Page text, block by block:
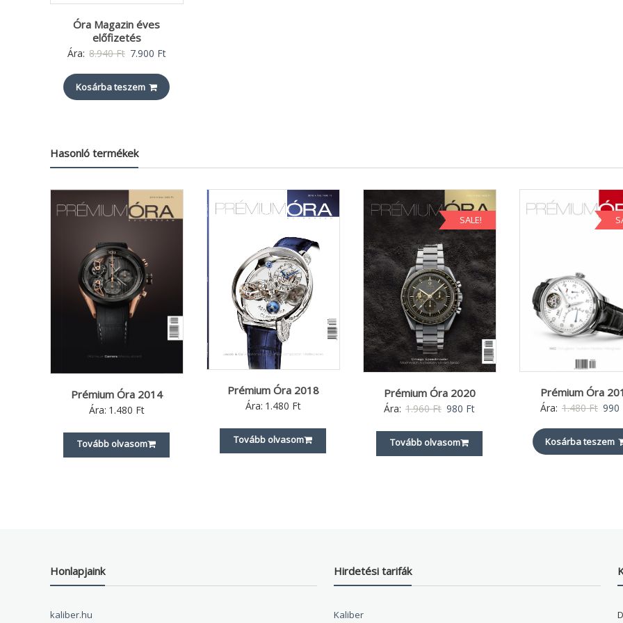
Óra Magazin éves
előfizetés
Ára: 8.940Ft Original
was:
8.940 Ft.
7.900 FtCurrent
is:
Kosárba teszem
Hasonló termékek
Prémium Óra 2014
Ára: 1.480 Ft
Tovább olvasom
Prémium Óra 2018
Ára: 1.480 Ft
Tovább olvasom
SALE!
Prémium Óra 2020
Ára: 1.960Ft Original
was:
1.960 Ft.
980 FtCurrent
980 Ft.
Tovább olvasom
Prémium Óra
Ára: 1.480Ft
was:
990
Kosárba teszem
Honlapjaink
kaliber.hu
Hirdetési tarifák
Kaliber